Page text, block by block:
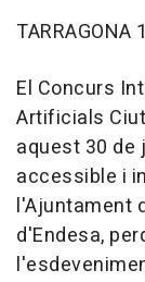
TARRAGONA
El Concurs
Artificials
aquest 30 de
accessible i
l'Ajuntament
d'Endesa,